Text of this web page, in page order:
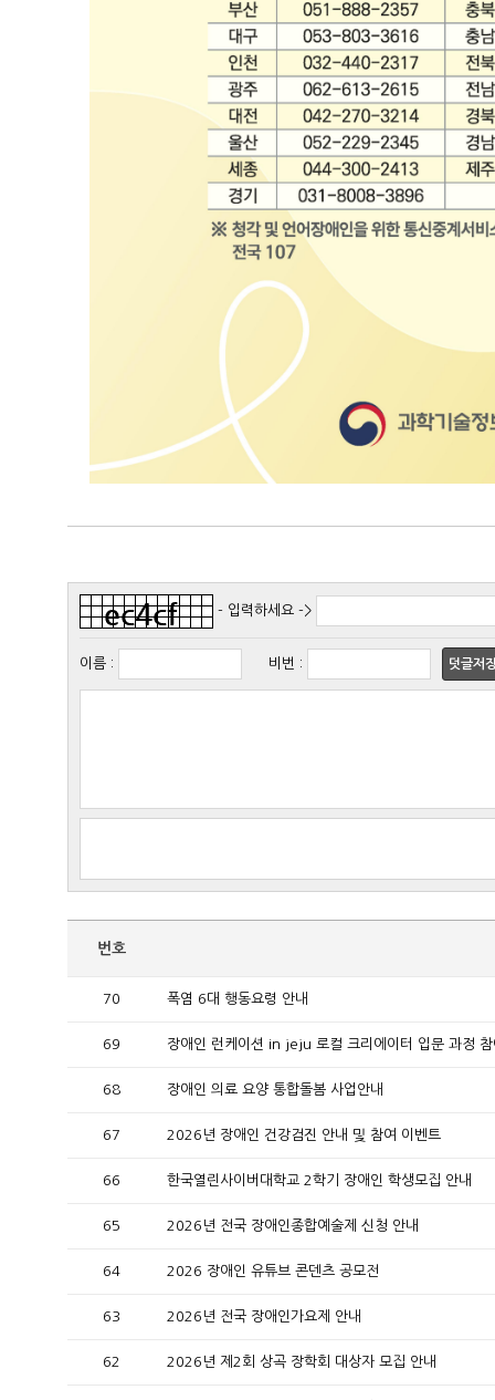
- 입력하세요 ->
이름: 비번 : 덧글저
번호
70 폭염 6대 행동요령 안내
69 장애인 런케이션 in jeju 로컬 크리에이터 입문 과정 참
68 장애인 의료 요양 통합돌봄 사업안내
67 2026년 장애인 건강검진 안내 및 참여 이벤트
66 한국열린사이버대학교 2학기 장애인 학생모집 안내
65 2026년 전국 장애인종합예술제 신청 안내
64 2026 장애인 유튜브 콘덴츠 공모전
63 2026년 전국 장애인가요제 안내
62 2026년 제2회 상곡 장학회 대상자 모집 안내